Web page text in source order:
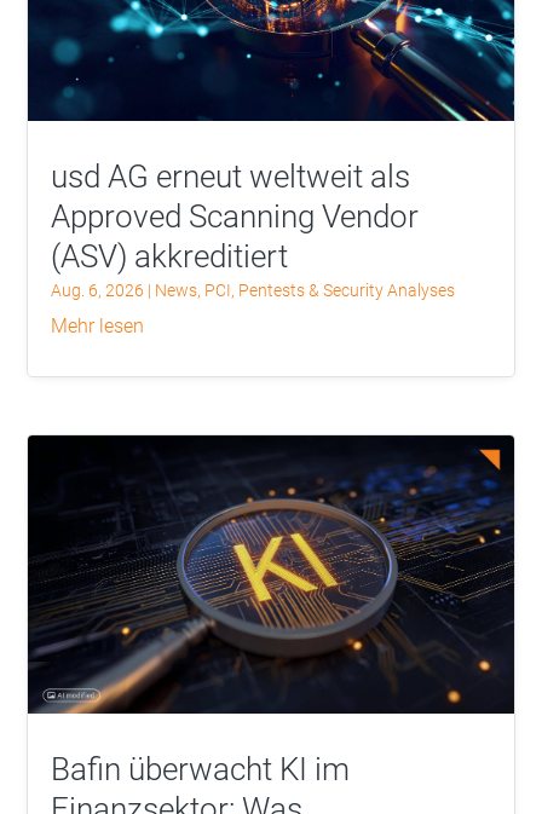
usd AG erneut weltweit als
Approved Scanning Vendor
(ASV) akkreditiert
Aug. 6, 2026 | News, PCI, Pentests & Security Analyses
mehr lesen
Bafin überwacht KI im